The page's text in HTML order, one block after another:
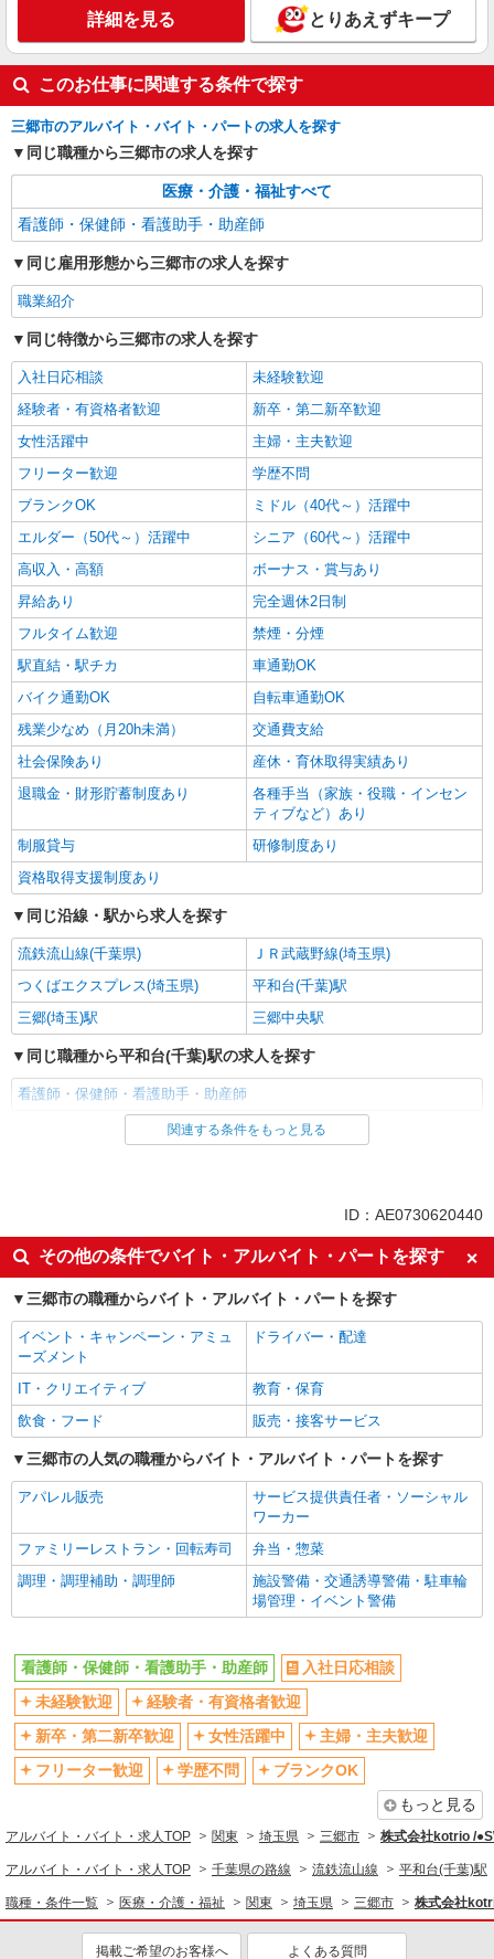
給：200,000円〜220,000円 ・資格手当：10,000〜
30,000円 ・役職手当：10,000〜70,000円 ・処遇改
善手当：20,000〜60,000円（勤続年数、保有資格
により変動） ・固定残業手当：20,000円（10時
間） ※固定残業時間を超過する場合には超過勤務
手当として別途支給 ・夜勤手当：10,000円/1回
（上記給与とは別に支給） 下記資格をお持ちの方
歓迎 ・認知症介護基礎研修 ・初任者研修 ・実務
埼玉県三郷市
キープ
職業紹介
株式会社kotrio /●SW-S-2098580
三郷中央駅◆病院の補助STAFF◆患者さん支
援/消毒など≪経験不問≫
【正社員】月給240,000〜400,000円 ・基本
給：200,000円〜220,000円 ・資格手当：10,000〜
30,000円 ・役職手当：10,000〜70,000円 ・処遇改
間） ※固定残業時間を超過する場合には超過勤務
手当として別途支給 ・夜勤手当：10,000円/1回
（上記給与とは別に支給） 下記資格をお持ちの方
歓迎 ・認知症介護基礎研修 ・初任者研修 ・実務
者研修 ・介護福祉士 など
キープ
詳細を見る とりあえずキープ
このお仕事に関連する条件で探す
三郷市のアルバイト・バイト・パートの求人を探す
同じ職種から三郷市の求人を探す
医療・介護・福祉すべて
看護師・保健師・看護助手・助産師
同じ雇用形態から三郷市の求人を探す
職業紹介
同じ特徴から三郷市の求人を探す
入社日応相談
未経験歓迎
経験者・有資格者歓迎
新卒・第二新卒歓迎
女性活躍中
主婦・主夫歓迎
フリーター歓迎
学歴不問
ブランクOK
ミドル（40代～）活躍中
エルダー（50代～）活躍中
シニア（60代～）活躍中
高収入・高額
ボーナス・賞与あり
昇給あり
完全週休2日制
フルタイム歓迎
禁煙・分煙
駅直結・駅チカ
車通勤OK
バイク通勤OK
自転車通勤OK
残業少なめ（月20h未満）
交通費支給
社会保険あり
産休・育休取得実績あり
退職金・財形貯蓄制度あり
各種手当（家族・役職・インセン
ティブなど）あり
制服貸与
研修制度あり
資格取得支援制度あり
同じ沿線・駅から求人を探す
流鉄流山線(千葉県)
ＪＲ武蔵野線(埼玉県)
つくばエクスプレス(埼玉県)
平和台(千葉)駅
三郷(埼玉)駅
三郷中央駅
同じ職種から平和台(千葉)駅の求人を探す
看護師・保健師・看護助手・助産師
同じ雇用形態から平和台(千葉)駅の求人を探す
入社日応相談
未経験歓迎
経験者・有資格者歓迎
新卒・第二新卒歓迎
女性活躍中
主婦・主夫歓迎
フリーター歓迎
学歴不問
ブランクOK
ミドル（40代～）活躍中
エルダー（50代～）活躍中
シニア（60代～）活躍中
高収入・高額
ボーナス・賞与あり
昇給あり
完全週休2日制
フルタイム歓迎
禁煙・分煙
駅直結・駅チカ
車通勤OK
バイク通勤OK
自転車通勤OK
交通費支給
退職金・財形貯蓄制度あり
各種手当（家族・役職・インセン
ティブなど）あり
制服貸与
研修制度あり
資格取得支援制度あり
同じ職種から求人を探す
同じ特徴から求人を探す
未経験歓迎
ミドル（40代～）活躍中
関連する条件をもっと見る
ID：AE0730620440
その他の条件でバイト・アルバイト・パートを探す
三郷市の職種からバイト・アルバイト・パートを探す
イベント・キャンペーン・アミュ
ーズメント
ドライバー・配達
IT・クリエイティブ
教育・保育
飲食・フード
販売・接客サービス
三郷市の人気の職種からバイト・アルバイト・パートを探す
アパレル販売
サービス提供責任者・ソーシャル
ワーカー
ファミリーレストラン・回転寿司
弁当・惣菜
調理・調理補助・調理師
施設警備・交通誘導警備・駐車輪
場管理・イベント警備
看護師・保健師・看護助手・助産師
入社日応相談
未経験歓迎
経験者・有資格者歓迎
新卒・第二新卒歓迎
女性活躍中
主婦・主夫歓迎
フリーター歓迎
学歴不問
ブランクOK
もっと見る
アルバイト・バイト・求人TOP 関東 埼玉県 三郷市 株式会社kotrio /
アルバイト・バイト・求人TOP 千葉県の路線 流鉄流山線 平和台(千葉)駅
職種・条件一覧 医療・介護・福祉 関東 埼玉県 三郷市 株式会社
掲載ご希望のお客様へ よくある質問